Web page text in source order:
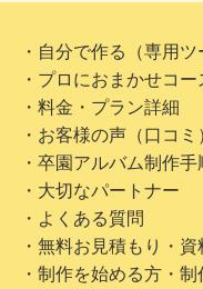
・自分で作る（専用ツ
・プロにおまかせコー
・料金・プラン詳細
・お客様の声（口コミ
・卒園アルバム制作手
・大切なパートナー
・よくある質問
・無料お見積もり・
・制作を始める方・